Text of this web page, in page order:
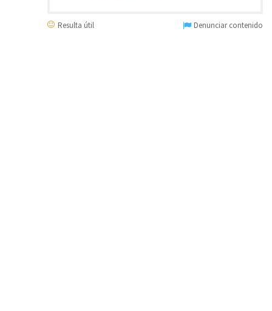
Resulta útil Denunciar contenido